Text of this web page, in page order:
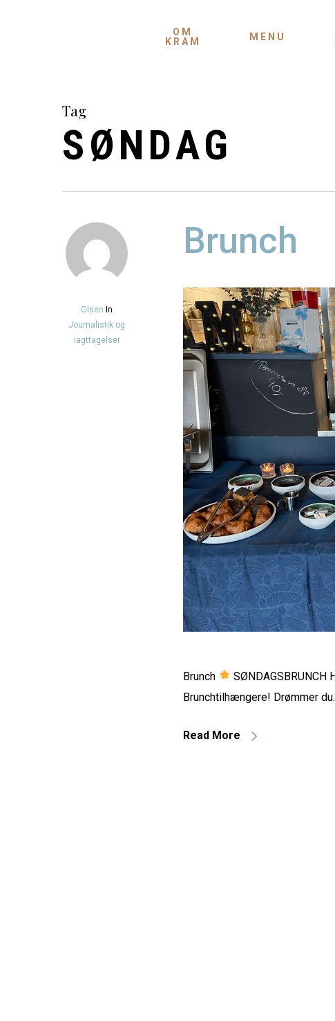
OM
KRAM
MENU
Tag
SØNDAG
Olsen In
Journalistik og
iagttagelser
Brunch
Brunch SØNDAGSBRUNCH
Brunchtilhængere! Drømmer
Read More